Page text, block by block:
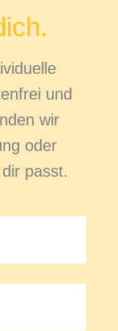
und
wir
oder
passt.